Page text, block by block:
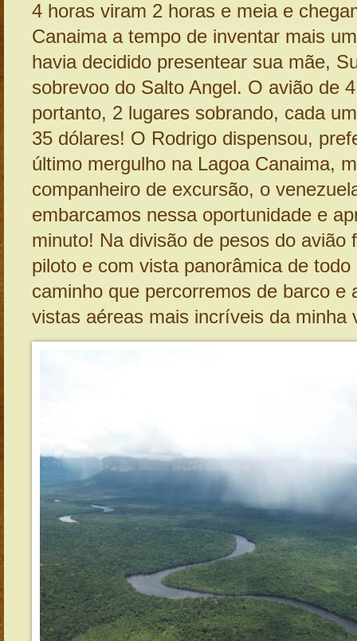
4 horas viram 2 horas e meia e
Canaima a tempo de inventar mais
havia decidido presentear sua mãe,
sobrevoo do Salto Angel. O avião de
portanto, 2 lugares sobrando, cada
35 dólares! O Rodrigo dispensou,
último mergulho na Lagoa Canaima,
companheiro de excursão, o
embarcamos nessa oportunidade e
minuto! Na divisão de pesos do avião
piloto e com vista panorâmica de
caminho que percorremos de barco e
vistas aéreas mais incríveis da minha